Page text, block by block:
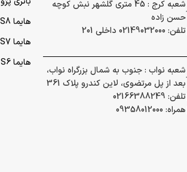
شعبه کرج : 45 متری گلشهر نبش کوچه
حسن زاده
تلفن: 02149032000 داخلی 201
شعبه نواب : جنوب به شمال بزرگراه نواب،
بعد از پل مرتضوی، لاین کندرو پلاک 361
تلفن: 02166388249
همراه: 09358012000
هایما S8
هایما S7
هایما S6